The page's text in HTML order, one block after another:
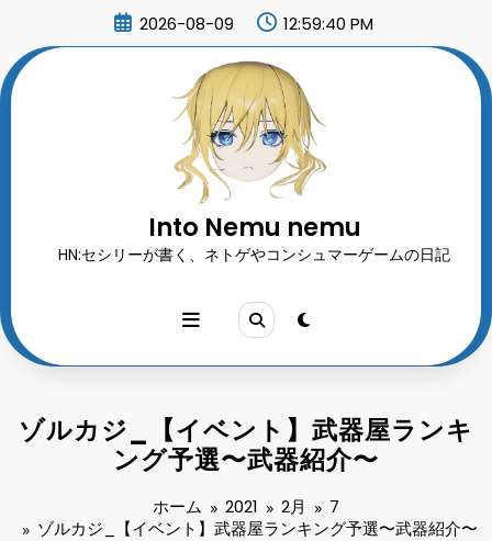
ン
ツ
2026-08-09 12:59:41 PM
Into Nemu nemu
HN:セシリーが書く、ネトゲやコンシュマーゲームの日記
ゾルカジ_【イベント】武器屋ランキ
ング予選〜武器紹介〜
ホーム 2021 2月
7
ゾルカジ_【イベント】武器屋ランキング予選〜武器紹介〜